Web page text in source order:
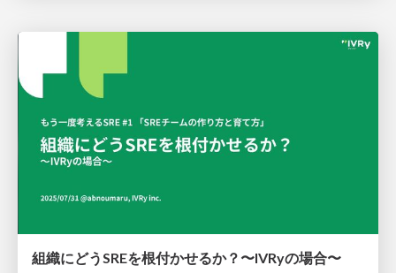
組織にどうSREを根付かせるか？〜IVRyの場合〜